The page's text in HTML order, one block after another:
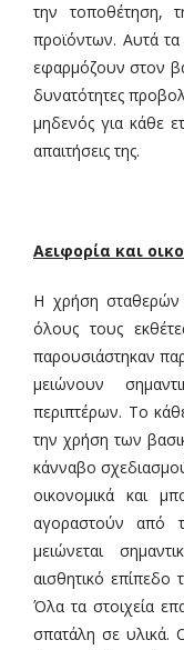
την τοποθέτηση,
προϊόντων. Αυτά τα
εφαρμόζουν στον
δυνατότητες
μηδενός για κάθε
απαιτήσεις της.
Αειφορία και
Η χρήση σταθερών
όλους τους
παρουσιάστηκαν
μειώνουν
περιπτέρων. Το
την χρήση των
κάνναβο
οικονομικά και
αγοραστούν από
μειώνεται
αισθητικό επίπεδο
Όλα τα στοιχεία
σπατάλη σε υλικά.